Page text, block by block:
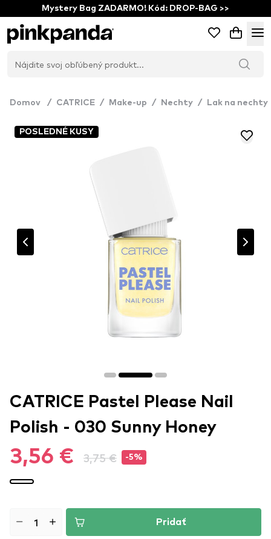
Mystery Bag ZADARMO! Kód: DROP-BAG >>
Domov / CATRICE / Make-up / Nechty / Lak na nechty
POSLEDNÉ KUSY
CATRICE Pastel Please Nail
Polish - 030 Sunny Honey
3,56 € 3,75 € -5%
Pridať